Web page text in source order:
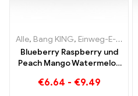
Alle, Bang KING, Einweg-E-Zigaretten Litauen
Blueberry Raspberry und
Peach Mango Watermelon
Puffs EINWEG E-
€6.64 - €9.49